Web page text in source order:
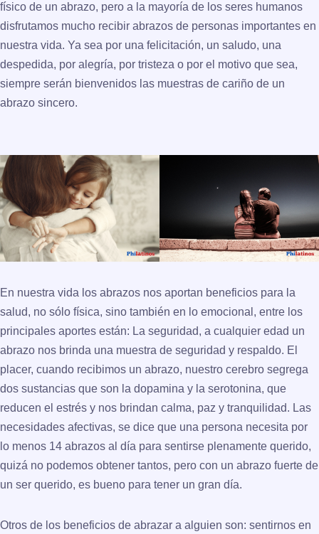
físico de un abrazo, pero a la mayoría de los seres humanos
disfrutamos mucho recibir abrazos de personas importantes en
nuestra vida. Ya sea por una felicitación, un saludo, una
despedida, por alegría, por tristeza o por el motivo que sea,
siempre serán bienvenidos las muestras de cariño de un
abrazo sincero.
En nuestra vida los abrazos nos aportan beneficios para la
salud, no sólo física, sino también en lo emocional, entre los
principales aportes están: La seguridad, a cualquier edad un
abrazo nos brinda una muestra de seguridad y respaldo. El
placer, cuando recibimos un abrazo, nuestro cerebro segrega
dos sustancias que son la dopamina y la serotonina, que
reducen el estrés y nos brindan calma, paz y tranquilidad. Las
necesidades afectivas, se dice que una persona necesita por
lo menos 14 abrazos al día para sentirse plenamente querido,
quizá no podemos obtener tantos, pero con un abrazo fuerte de
un ser querido, es bueno para tener un gran día.
Otros de los beneficios de abrazar a alguien son: sentirnos en